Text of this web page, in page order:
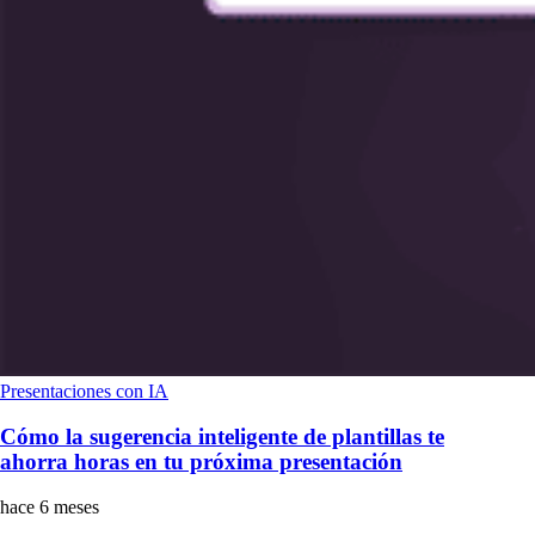
Presentaciones con IA
Cómo la sugerencia inteligente de plantillas te
ahorra horas en tu próxima presentación
hace 6 meses